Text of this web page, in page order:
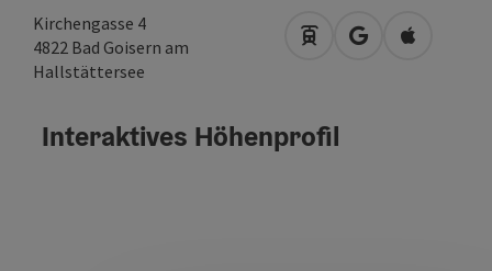
Kirchengasse 4
4822 Bad Goisern am
Hallstättersee
Anreise mitin Google Maps
in Apple
Interaktives Höhenprofil